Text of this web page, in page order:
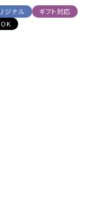
ジナル
ギフト対応